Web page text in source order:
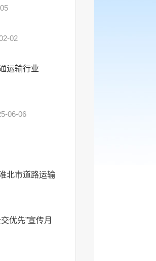
02
运输行业
06-06
北市道路运输
优先”宣传月